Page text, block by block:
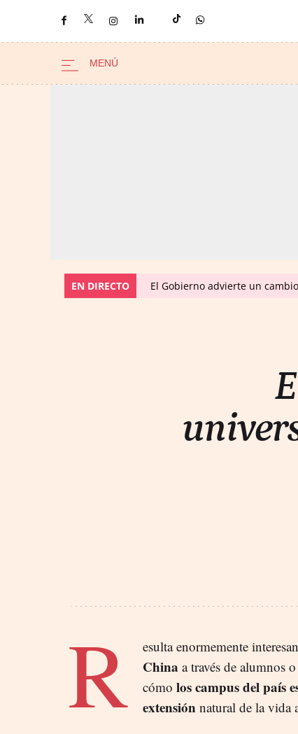
EN DIRECTO El Gobierno advierte un
R esulta enormemente
China a través de alumnos
cómo los campus del país
extensión natural de la vida